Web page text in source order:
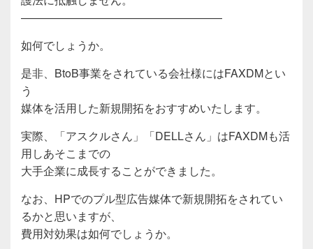
——————————————————
如何でしょうか。
是非、BtoB事業をされている会社様にはFAXDMとい
う
媒体を活用した新規開拓をおすすめいたします。
実際、「アスクルさん」「DELLさん」はFAXDMも活
用しあそこまでの
大手企業に成長することができました。
なお、HPでのプル型広告媒体で新規開拓をされてい
るかと思いますが、
費用対効果は如何でしょうか。